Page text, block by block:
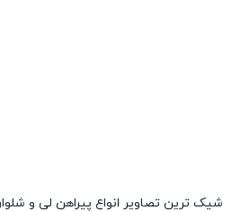
شیک ترین تصاویر انواع پیراهن لی و